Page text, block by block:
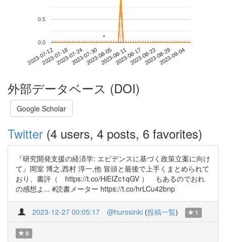
2023-07-122023-07-182023-07-242023-07-302023-08-052023-08-112023-08-172023-08-232023-08-292023-09-04
0.0
0.5
**
外部データベース (DOI)
Google Scholar
Twitter (4 users, 4 posts, 6 favorites)
『研究開発支援の経済学: エビデンスに基づく政策立案に向け
て』岡室 博之,西村 淳一,他 冒頭と最後で上手くまとめられて
おり、書評（ https://t.co/HiEIZc1qGV ） もあるのでおれ
の感想よ... #読書メーター https://t.co/hrLCu42bnp
2023-12-27 00:05:17 @hurosinki (投稿一覧) 1
0